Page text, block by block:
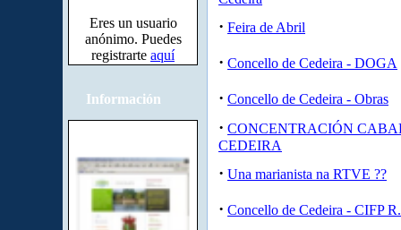
Eres un usuario
anónimo. Puedes
registrarte aquí
Información
· Feira de Abril
· Concello de Cedeira - DOGA
· Concello de Cedeira - Obras
· CONCENTRACIÓN
CEDEIRA
· Una marianista na RTVE ??
· Concello de Cedeira - CIFP